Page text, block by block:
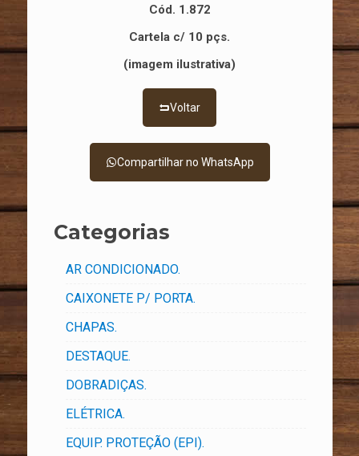
Cód. 1.872
Cartela c/ 10 pçs.
(imagem ilustrativa)
Voltar
Compartilhar no WhatsApp
Categorias
AR CONDICIONADO.
CAIXONETE P/ PORTA.
CHAPAS.
DESTAQUE.
DOBRADIÇAS.
ELÉTRICA.
EQUIP. PROTEÇÃO (EPI).